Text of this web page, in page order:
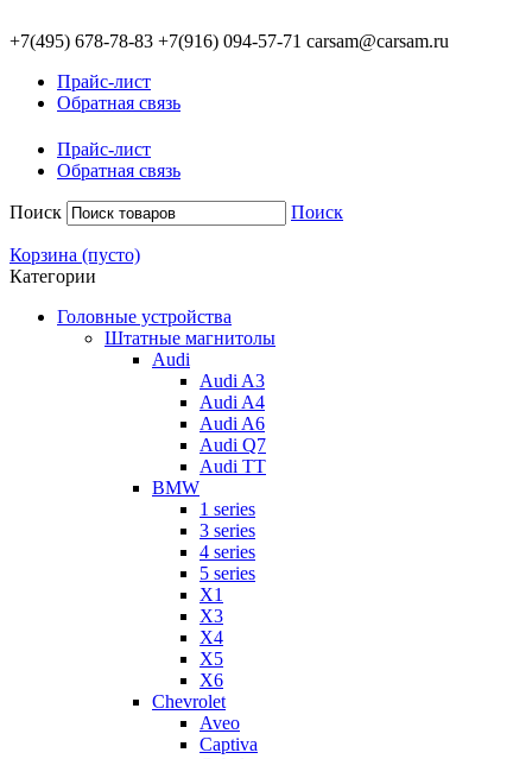
+7(495) 678-78-83 +7(916) 094-57-71 carsam@carsam.ru
Прайс-лист
Обратная связь
Прайс-лист
Обратная связь
Поиск Поиск
Корзина (пусто)
Категории
Головные устройства
Штатные магнитолы
Audi
Audi A3
Audi A4
Audi A6
Audi Q7
Audi TT
BMW
1 series
3 series
4 series
5 series
X1
X3
X4
X5
X6
Chevrolet
Aveo
Captiva